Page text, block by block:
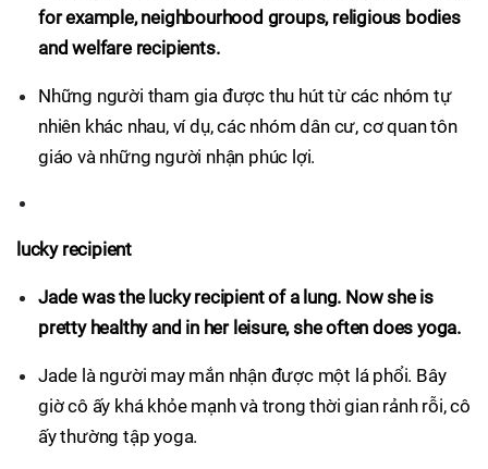
for example, neighbourhood groups, religious bodies
and welfare recipients.
Những người tham gia được thu hút từ các nhóm tự
nhiên khác nhau, ví dụ, các nhóm dân cư, cơ quan tôn
giáo và những người nhận phúc lợi.
lucky recipient
Jade was the lucky recipient of a lung. Now she is
pretty healthy and in her leisure, she often does yoga.
Jade là người may mắn nhận được một lá phổi. Bây
giờ cô ấy khá khỏe mạnh và trong thời gian rảnh rỗi, cô
ấy thường tập yoga.